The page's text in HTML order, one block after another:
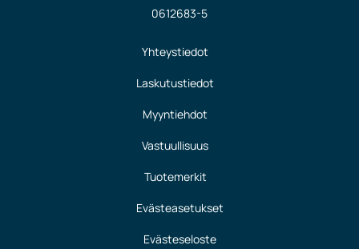
0612683-5
Yhteystiedot
Laskutustiedot
Myyntiehdot
Vastuullisuus
Tuotemerkit
Evästeasetukset
Evästeseloste